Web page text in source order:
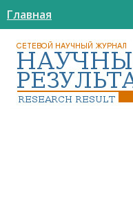
Главная